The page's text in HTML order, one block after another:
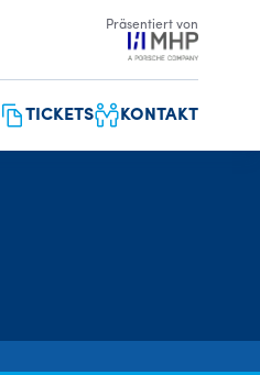
Präsentiert von
TICKETS KONTAKT